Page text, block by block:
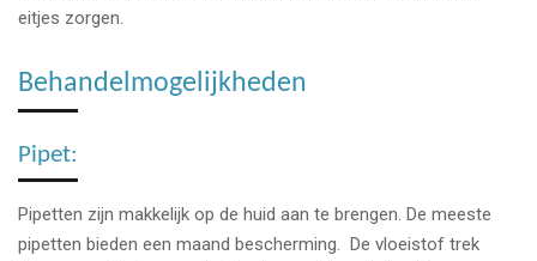
eitjes zorgen.
Behandelmogelijkheden
Pipet:
Pipetten zijn makkelijk op de huid aan te brengen. De meeste
pipetten bieden een maand bescherming. De vloeistof trek